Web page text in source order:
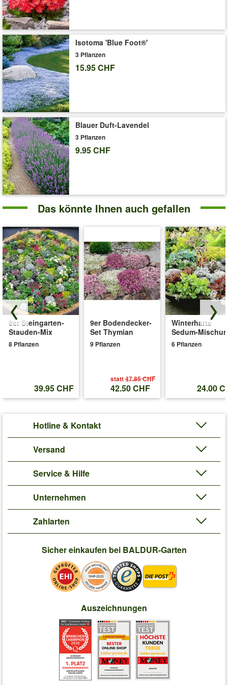
'6er Staudenbeet 'Trockenheits-Künstler''
Isotoma 'Blue Foot®'
3 Pflanzen
15.95 CHF
Blauer Duft-Lavendel
3 Pflanzen
9.95 CHF
Das könnte Ihnen auch gefallen
8er Steingarten-
Stauden-Mix
8 Pflanzen
39.95 CHF
9er Bodendecker-
Set Thymian
9 Pflanzen
statt47.85 CHF
42.50 CHF
Winterharte
Sedum-
6 Pflanzen
24.00
Hotline & Kontakt
Versand
Service & Hilfe
Unternehmen
Zahlarten
Sicher einkaufen bei BALDUR-Garten
Auszeichnungen